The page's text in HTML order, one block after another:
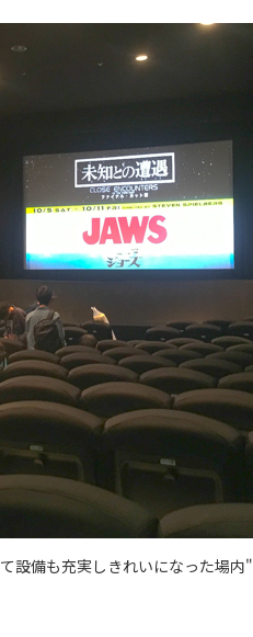
設備も充実しきれいになった場内"